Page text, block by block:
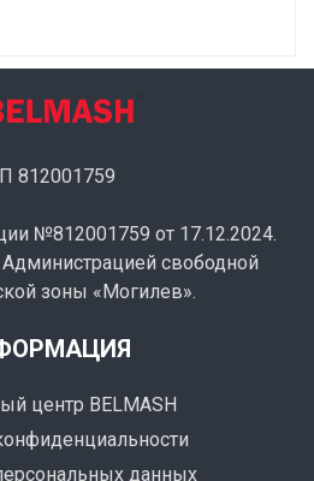
812001759
№812001759 от 17.12.2024.
свободной
зоны «Могилев».
центр BELMASH
данных